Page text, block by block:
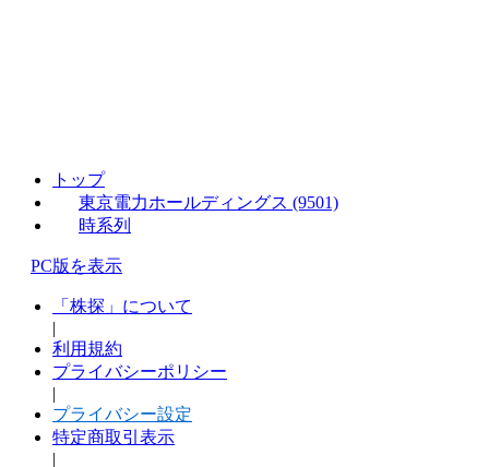
トップ
東京電力ホールディングス (9501)
時系列
PC版を表示
「株探」について
|
利用規約
プライバシーポリシー
|
プライバシー設定
特定商取引表示
|